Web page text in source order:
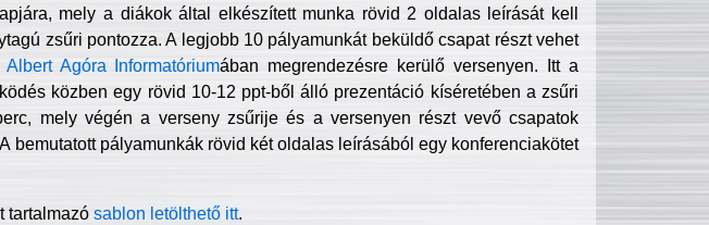
mely a diákok által elkészített munka rövid 2 oldalas leírását kell
zsűri pontozza. A legjobb 10 pályamunkát beküldő csapat részt vehet
Albert Agóra Informatóriumában megrendezésre kerülő versenyen. Itt a
közben egy rövid 10-12 ppt-ből álló prezentáció kíséretében a zsűri
mely végén a verseny zsűrije és a versenyen részt vevő csapatok
bemutatott pályamunkák rövid két oldalas leírásából egy konferenciakötet
tartalmazósablon letölthető itt.